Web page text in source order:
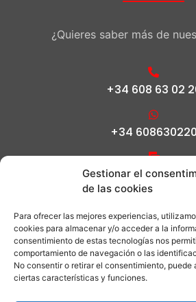
Gestionar el
de las cookies
Para ofrecer las mejores experiencias,
cookies para almacenar y/o acceder a la
consentimiento de estas tecnologías nos
comportamiento de navegación o las
No consentir o retirar el consentimiento,
ciertas características y funciones.
¿Quieres saber más de
+34 608 63 02
+34 608630220
Copyright © All rights reserved
Mantenimiento ofrecido por